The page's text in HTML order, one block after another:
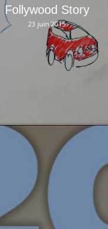
Follywood Story
23 juin 2015